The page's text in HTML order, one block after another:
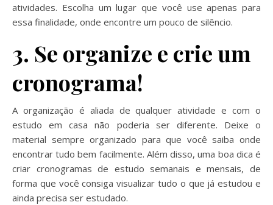
atividades. Escolha um lugar que você use apenas para
essa finalidade, onde encontre um pouco de silêncio.
3. Se organize e crie um
cronograma!
A organização é aliada de qualquer atividade e com o
estudo em casa não poderia ser diferente. Deixe o
material sempre organizado para que você saiba onde
encontrar tudo bem facilmente. Além disso, uma boa dica é
criar cronogramas de estudo semanais e mensais, de
forma que você consiga visualizar tudo o que já estudou e
ainda precisa ser estudado.